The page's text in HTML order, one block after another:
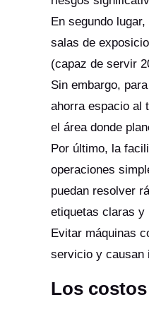
En segundo
salas de
(capaz de servir
Sin embargo,
ahorra espacio al
el área donde
Por último, la
operaciones
puedan resolver
etiquetas claras y
Evitar máquinas
servicio y causan
Los